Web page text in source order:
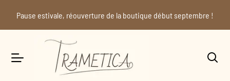
Pause estivale, réouverture de la boutique début septembre !